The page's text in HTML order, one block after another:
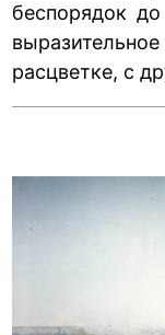
беспорядок
расцветке, с